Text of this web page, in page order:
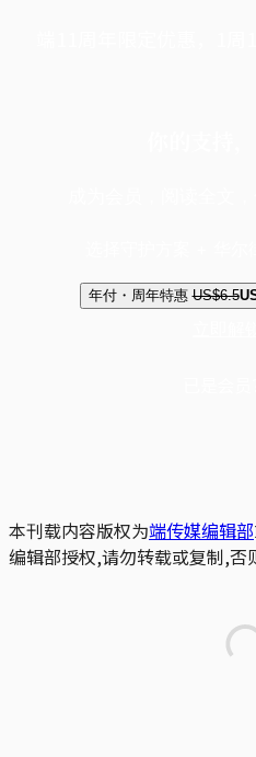
年付・周年特惠 US$6.5
本刊载内容版权为端传媒编辑部
编辑部授权,请勿转载或复制,否